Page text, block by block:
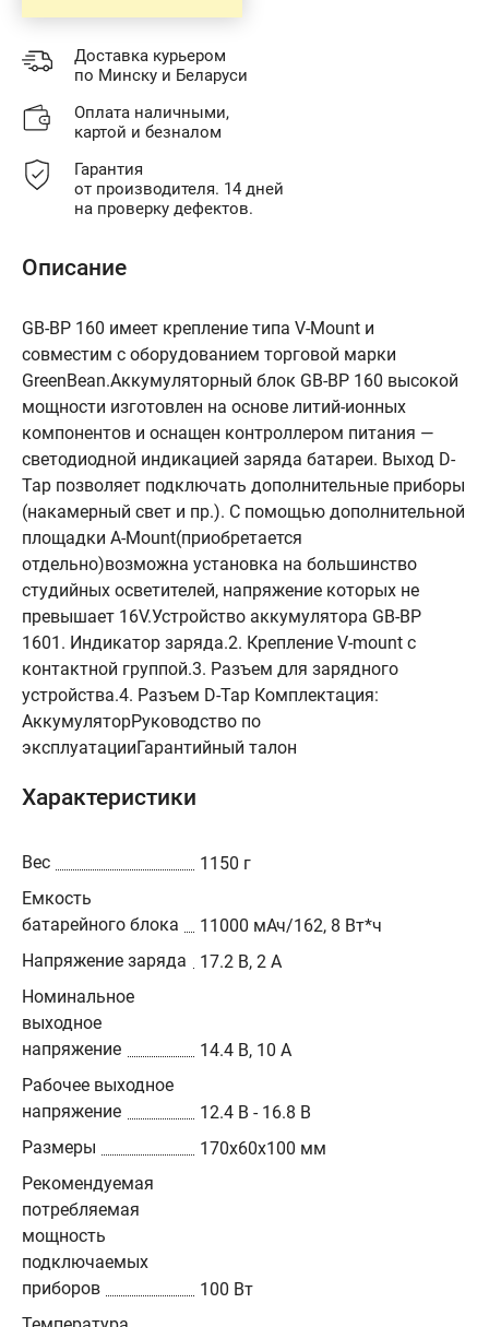
Доставка курьером
по Минску и Беларуси
Оплата наличными,
картой и безналом
Гарантия
от производителя. 14 дней
на проверку дефектов.
Описание
GB-BP 160 имеет крепление типа V-Mount и
совместим с оборудованием торговой марки
GreenBean.Аккумуляторный блок GB-BP 160 высокой
мощности изготовлен на основе литий-ионных
компонентов и оснащен контроллером питания —
светодиодной индикацией заряда батареи. Выход D-
Tap позволяет подключать дополнительные приборы
(накамерный свет и пр.). С помощью дополнительной
площадки A-Mount(приобретается
отдельно)возможна установка на большинство
студийных осветителей, напряжение которых не
превышает 16V.Устройство аккумулятора GB-BP
1601. Индикатор заряда.2. Крепление V-mount с
контактной группой.3. Разъем для зарядного
устройства.4. Разъем D-Tap Комплектация:
АккумуляторРуководство по
эксплуатацииГарантийный талон
Характеристики
Вес
1150 г
Емкость
батарейного блока
11000 мАч/162, 8 Вт*ч
Напряжение заряда
17.2 В, 2 А
Номинальное
выходное
напряжение
14.4 В, 10 А
Рабочее выходное
напряжение
12.4 В - 16.8 В
Размеры
170x60x100 мм
Рекомендуемая
потребляемая
мощность
подключаемых
приборов
100 Вт